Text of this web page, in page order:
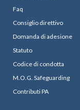
Faq
Consiglio direttivo
Domanda di adesione
Statuto
Codice di condotta
M.O.G. Safeguarding
Contributi PA